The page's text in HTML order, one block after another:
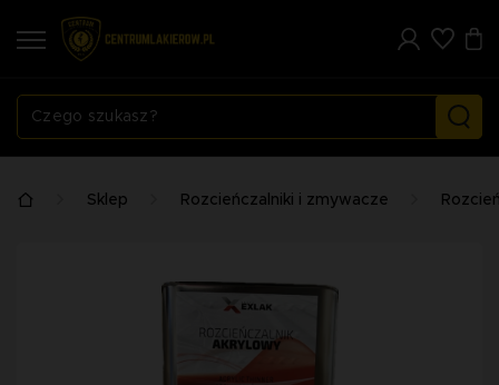
Sklep Rozcieńczalniki i zmywacze